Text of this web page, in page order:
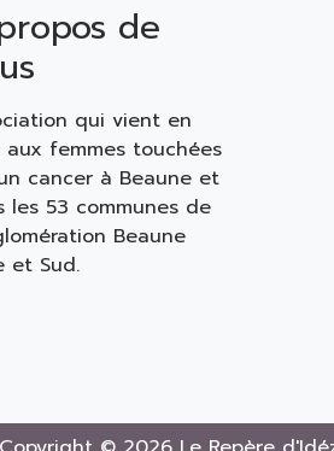
de
qui vient en
aux femmes touchées
cancer à Beaune et
les 53 communes de
Beaune
et Sud.